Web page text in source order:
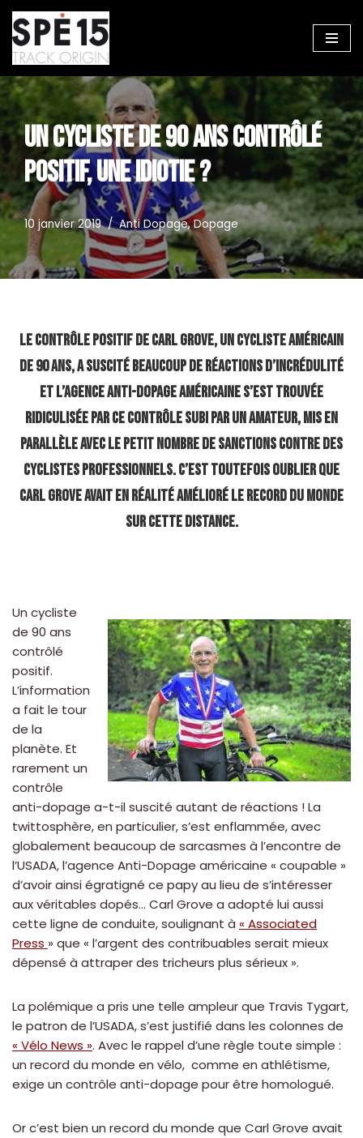
Aller
au
contenu
UN CYCLISTE DE 90 ANS CONTRÔLÉ
POSITIF, UNE IDIOTIE ?
10 janvier 2019 Anti Dopage,Dopage
Le contrôle positif de Carl Grove, un cycliste américain
de 90 ans, a suscité beaucoup de réactions d’incrédulité
et l’Agence Anti-Dopage Américaine s’est trouvée
ridiculisée par ce contrôle subi par un amateur, mis en
parallèle avec le petit nombre de sanctions contre des
cyclistes professionnels. C’est toutefois oublier que
Carl Grove avait en réalité amélioré le record du monde
sur cette distance.
Un cycliste
de 90 ans
contrôlé
positif.
L’information
a fait le tour
de la
planète. Et
rarement un
contrôle
anti-dopage a-t-il suscité autant de réactions ! La
twittosphère, en particulier, s’est enflammée, avec
globalement beaucoup de sarcasmes à l’encontre de
l’USADA, l’agence Anti-Dopage américaine « coupable »
d’avoir ainsi égratigné ce papy au lieu de s’intéresser
aux véritables dopés… Carl Grove a adopté lui aussi
cette ligne de conduite, soulignant à « Associated
Press » que « l’argent des contribuables serait mieux
dépensé à attraper des tricheurs plus sérieux ».
La polémique a pris une telle ampleur que Travis Tygart,
le patron de l’USADA, s’est justifié dans les colonnes de
« Vélo News ». Avec le rappel d’une règle toute simple :
un record du monde en vélo, comme en athlétisme,
exige un contrôle anti-dopage pour être homologué.
Or c’est bien un record du monde que Carl Grove avait